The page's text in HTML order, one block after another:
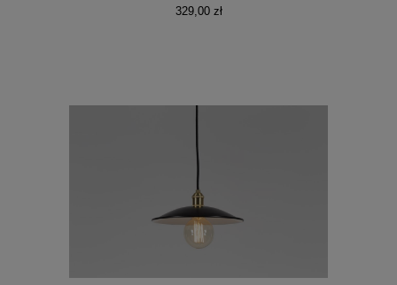
329,00 zł